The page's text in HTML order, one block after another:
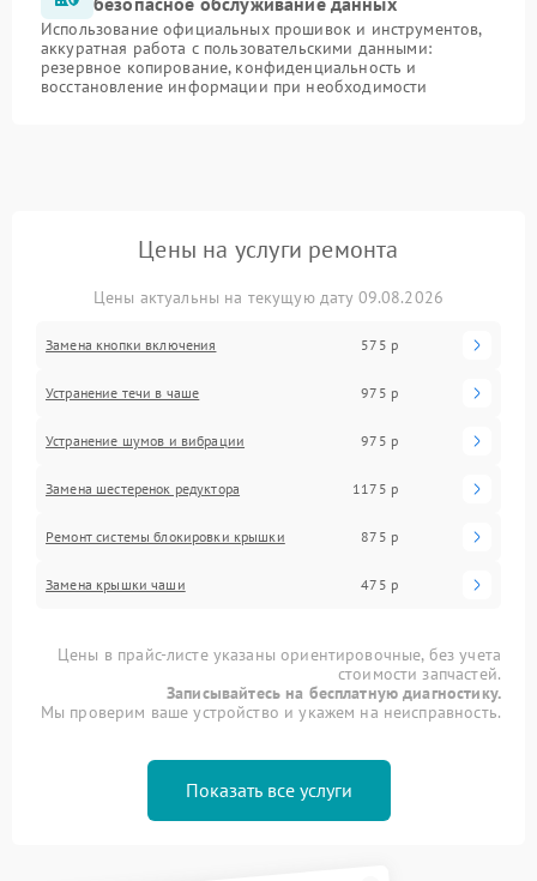
Использование официальных прошивок и инструментов,
аккуратная работа с пользовательскими данными:
резервное копирование, конфиденциальность и
восстановление информации при необходимости
Цены на услуги ремонта
Цены актуальны на текущую дату 09.08.2026
Замена кнопки включения 575 р
Устранение течи в чаше 975 р
Устранение шумов и вибрации 975 р
Замена шестеренок редуктора 1175 р
Ремонт системы блокировки крышки 875 р
Замена крышки чаши 475 р
Цены в прайс-листе указаны ориентировочные, без учета
стоимости запчастей.
Записывайтесь на бесплатную диагностику.
Мы проверим ваше устройство и укажем на неисправность.
Показать все услуги